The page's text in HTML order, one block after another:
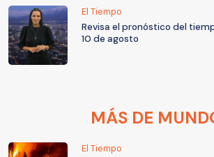
El Tiempo
Revisa el pronóstico del
10 de agosto
MÁS DE
El Tiempo